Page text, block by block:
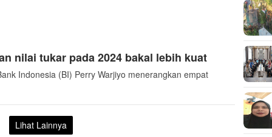
nilai tukar pada 2024 bakal lebih kuat
Indonesia (BI) Perry Warjiyo menerangkan empat
Lihat Lainnya